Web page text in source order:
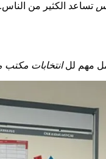
تساعد الكثير من
مهم للانتخابات